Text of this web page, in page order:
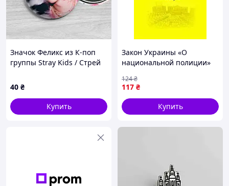
Значок Феликс из К-поп
группы Stray Kids / Стрей
40 ₴
Купить
Закон Украины «О
национальной полиции»
117 ₴
124₴
Купить